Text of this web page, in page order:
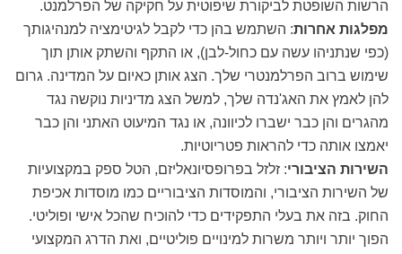
הרשות השופטת לביקורת שיפוטית על חקיקה של הפרלמנט.
מפלגות אחרות: השתמש בהן כדי לקבל לגיטימציה למנהיגותך
(כפי שנתניהו עשה עם כחול-לבן), או התקף והשתק אותן תוך
שימוש ברוב הפרלמנטרי שלך. הצג אותן כאיום על המדינה. גרום
להן לאמץ את האג'נדה שלך, למשל הצג מדיניות נוקשה נגד
מהגרים והן כבר ישברו לכיוונה, או נגד המיעוט האתני והן כבר
יאמצו אותה כדי להראות פטריוטיות.
השירות הציבורי: זלזל בפרופסיונאליזם, הטל ספק במקצועיות
של השירות הציבורי, והמוסדות הציבוריים כמו מוסדות אכיפת
החוק. בזה את בעלי התפקידים כדי להוכיח שהכל אישי ופוליטי.
הפוך יותר ויותר משרות למינויים פוליטיים, ואת הדרג המקצועי